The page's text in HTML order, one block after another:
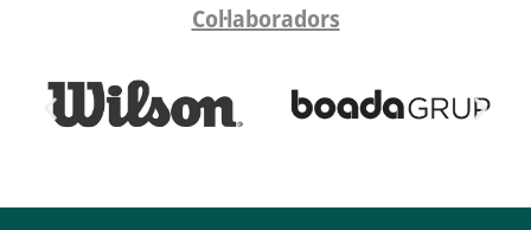
Col·laboradors